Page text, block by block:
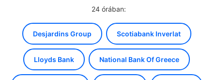
24 órában:
Desjardins Group Scotiabank Inverlat
Lloyds Bank National Bank Of Greece